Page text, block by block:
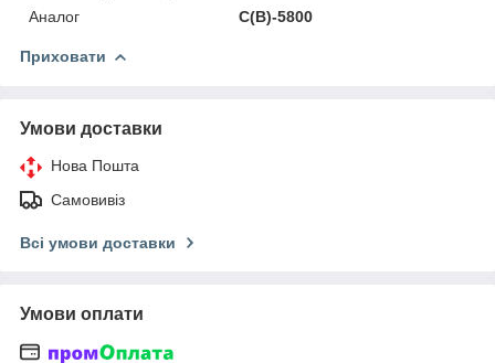
Аналог
C(В)-5800
Приховати
Умови доставки
Нова Пошта
Самовивіз
Всі умови доставки
Умови оплати